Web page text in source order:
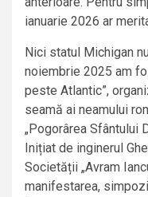
ianuarie 2026 ar
Nici statul Michigan
noiembrie 2025 am
peste Atlantic”,
seamă ai neamului
„Pogorârea Sfântului
Inițiat de inginerul
Societății „Avram
manifestarea,